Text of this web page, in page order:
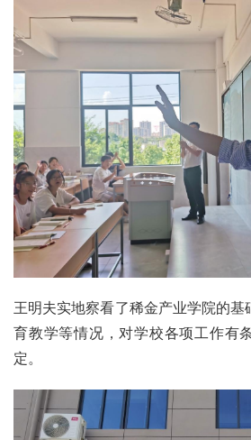
王明夫实地察看了稀金产业学院的基
育教学等情况，对学校各项工作有
定。